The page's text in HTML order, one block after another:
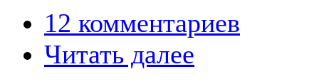
12 комментариев
Читать далее